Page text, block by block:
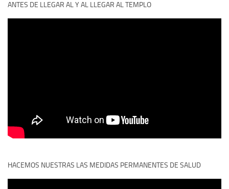
ANTES DE LLEGAR AL Y AL LLEGAR AL TEMPLO
HACEMOS NUESTRAS LAS MEDIDAS PERMANENTES DE SALUD